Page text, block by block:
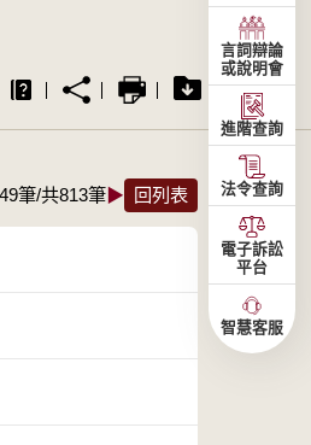
筆/共813筆▶ 回列表
言詞辯論
或說明會
進階查詢
法令查詢
電子訴訟
平台
智慧客服